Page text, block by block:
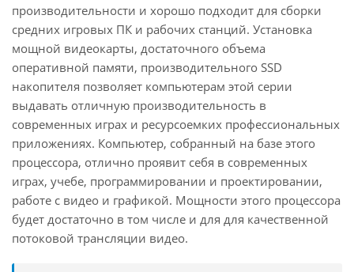
производительности и хорошо подходит для сборки
средних игровых ПК и рабочих станций. Установка
мощной видеокарты, достаточного объема
оперативной памяти, производительного SSD
накопителя позволяет компьютерам этой серии
выдавать отличную производительность в
современных играх и ресурсоемких профессиональных
приложениях. Компьютер, собранный на базе этого
процессора, отлично проявит себя в современных
играх, учебе, программировании и проектировании,
работе с видео и графикой. Мощности этого процессора
будет достаточно в том числе и для для качественной
потоковой трансляции видео.